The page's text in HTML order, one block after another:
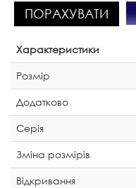
ПОРАХУВАТИ
Характеристики
Розмір
Додатково
Серія
Зміна розмірів
Відкривання